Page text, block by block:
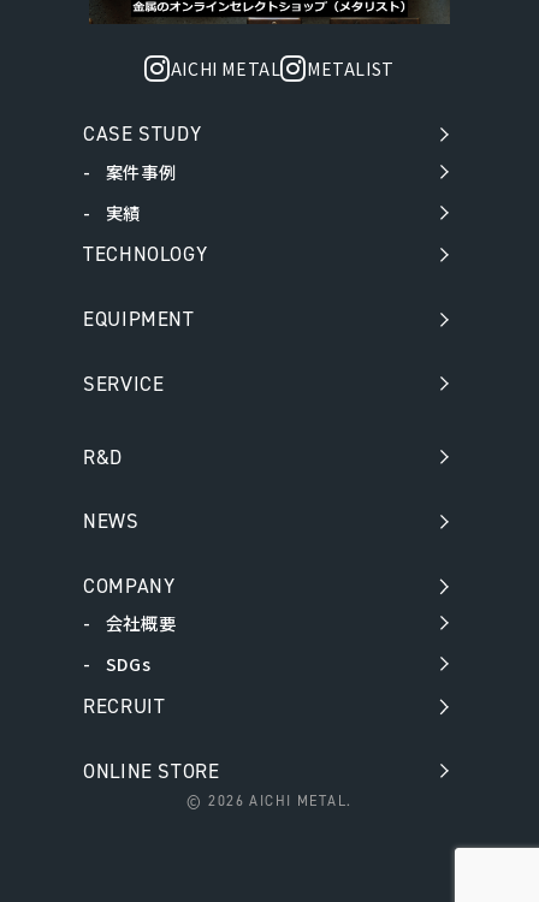
AICHI METAL METALIST
CASE STUDY
案件事例
実績
TECHNOLOGY
EQUIPMENT
SERVICE
R&D
NEWS
COMPANY
会社概要
SDGs
RECRUIT
ONLINE STORE
©2026 AICHI METAL.